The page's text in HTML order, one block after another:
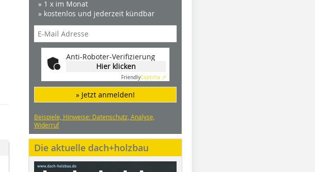
» 1 x im Monat
» kostenlos und jederzeit kündbar
Anti-Roboter-Verifizierung
Hier klicken
FriendlyCaptcha ⇗
» Jetzt anmelden!
Beispiele, Hinweise: Datenschutz, Analyse,
Widerruf
Die aktuelle dach+holzbau